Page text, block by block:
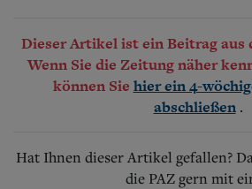
Dieser Artikel ist ein Beitrag aus
Wenn Sie die Zeitung näher
können Sie hier ein 4-
abschließen .
Hat Ihnen dieser Artikel gefallen?
die PAZ gern mit